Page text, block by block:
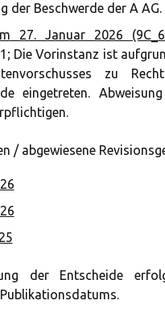
der Beschwerde der A AG.
27. Januar 2026
Die Vorinstanz ist
zu
eingetreten.
/ abgewiesene
der Entscheide